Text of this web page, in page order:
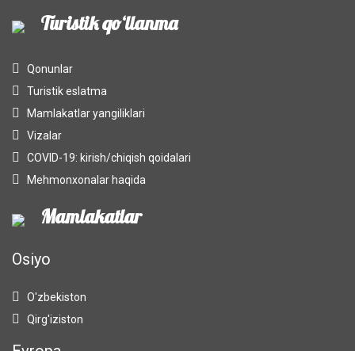
Turistik qo‘llanma
Qonunlar
Turistik eslatma
Mamlakatlar yangiliklari
Vizalar
COVID-19: kirish/chiqish qoidalari
Mehmonxonalar haqida
Mamlakatlar
Osiyo
O'zbekiston
Qirg'iziston